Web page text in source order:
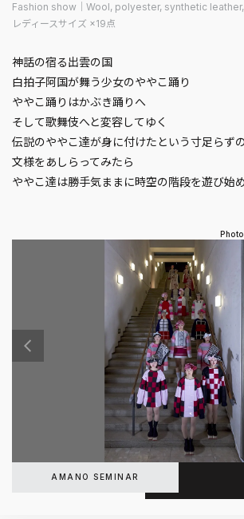
Fashion show｜Wool, polyester, synthetic
レディースサイズ ×19点
神話の宿る出雲の国
白拍子阿国が舞う少女のややこ踊り
ややこ踊りはかぶき踊りへ
そして歌舞伎へと変容してゆく
伝説のややこ達が身に付けたという寸足らず
文様をあしらってみたら
ややこ達は勝手気ままに時空の階段を遊び始
AMANO SEMINAR